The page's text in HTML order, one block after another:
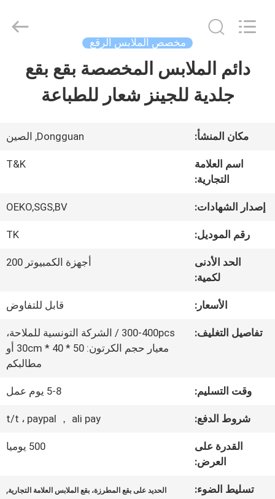
منزل
حول
جولة
ضبط
اتصل
Garment
Accessories
Reserved.
مخصص الملابس الرقع
دائم الملابس المخصصة بقع بقع
جلدية للجينز شعار للطباعة
مكان المنشأ: Dongguan, الصين
اسم العلامة
التجارية:
T&K
إصدار الشهادات: OEKO,SGS,BV
رقم الموديل: TK
الحد الأدنى
لكمية:
أجهزة الكمبيوتر 200
الأسعار: قابل للتفاوض
تفاصيل التغليف:
300-400pcs / الشركة التونسية للملاحة،
معيار حجم الكرتون: 50 * 40 * 30cm أو
مطالبكم
وقت التسليم: 5-8 يوم عمل
شروط الدفع: t/t ، paypal ， ali pay
القدرة على
العرض:
500 يوميا
تسليط الضوء: الحديد على بقع المطرزة، بقع الملابس العلامة التجارية,